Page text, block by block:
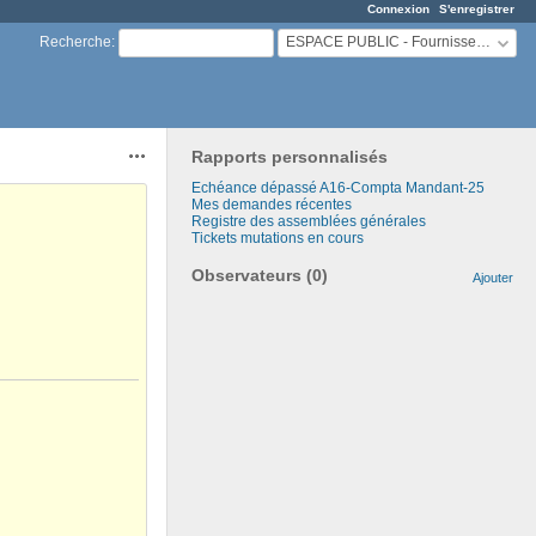
Connexion S'enregistrer
Recherche: ESPACE PUBLIC - Fournisseurs martinique
Rapports personnalisés
Echéance dépassé A16-Compta Mandant-25
Mes demandes récentes
Registre des assemblées générales
Tickets mutations en cours
Ajouter
Observateurs (0)